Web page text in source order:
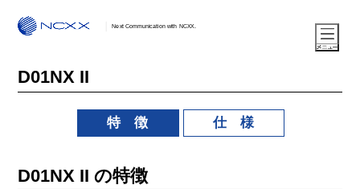
Next Communication with NCXX.
D01NX II
特 徴 仕 様
D01NX II の特徴